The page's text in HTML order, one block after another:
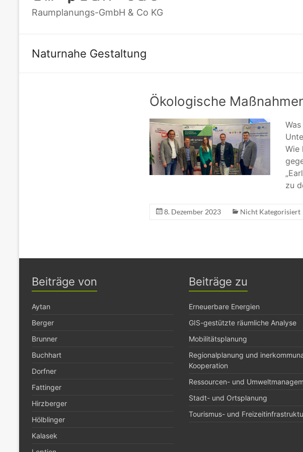
Raumplanungs-GmbH & Co KG
Naturnahe Gestaltung
Ökologische
Wie
zu
8. Dezember 2023 Nicht Kategorisiert
Beiträge von
Aytan
Berger
Brunner
Buchhart
Dorfner
Fattinger
Hirzberger
Hölblinger
Kalasek
Beiträge zu
Erneuerbare Energien
GIS-gestützte räumliche Analyse
Mobilitätsplanung
Regionalplanung und
Kooperation
Ressourcen- und
Stadt- und Ortsplanung
Tourismus- und